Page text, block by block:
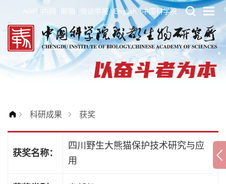
ARP 内网 邮箱 信访举报 English 中国科学院
科研成果 获奖
获奖名称：
四川野生大熊猫保护技术研究与应
用